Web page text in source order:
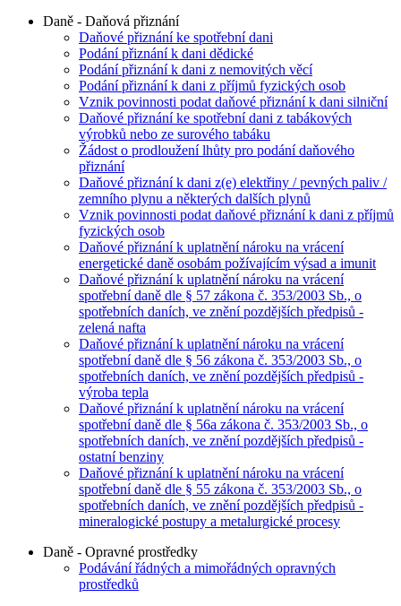
Daně - Daňová přiznání
Daňové přiznání ke spotřební dani
Podání přiznání k dani dědické
Podání přiznání k dani z nemovitých věcí
Podání přiznání k dani z příjmů fyzických osob
Vznik povinnosti podat daňové přiznání k dani silniční
Daňové přiznání ke spotřební dani z tabákových
výrobků nebo ze surového tabáku
Žádost o prodloužení lhůty pro podání daňového
přiznání
Daňové přiznání k dani z(e) elektřiny / pevných paliv /
zemního plynu a některých dalších plynů
Vznik povinnosti podat daňové přiznání k dani z příjmů
fyzických osob
Daňové přiznání k uplatnění nároku na vrácení
energetické daně osobám požívajícím výsad a imunit
Daňové přiznání k uplatnění nároku na vrácení
spotřební daně dle § 57 zákona č. 353/2003 Sb., o
spotřebních daních, ve znění pozdějších předpisů -
zelená nafta
Daňové přiznání k uplatnění nároku na vrácení
spotřební daně dle § 56 zákona č. 353/2003 Sb., o
spotřebních daních, ve znění pozdějších předpisů -
výroba tepla
Daňové přiznání k uplatnění nároku na vrácení
spotřební daně dle § 56a zákona č. 353/2003 Sb., o
spotřebních daních, ve znění pozdějších předpisů -
ostatní benziny
Daňové přiznání k uplatnění nároku na vrácení
spotřební daně dle § 55 zákona č. 353/2003 Sb., o
spotřebních daních, ve znění pozdějších předpisů -
mineralogické postupy a metalurgické procesy
Daně - Opravné prostředky
Podávání řádných a mimořádných opravných
prostředků